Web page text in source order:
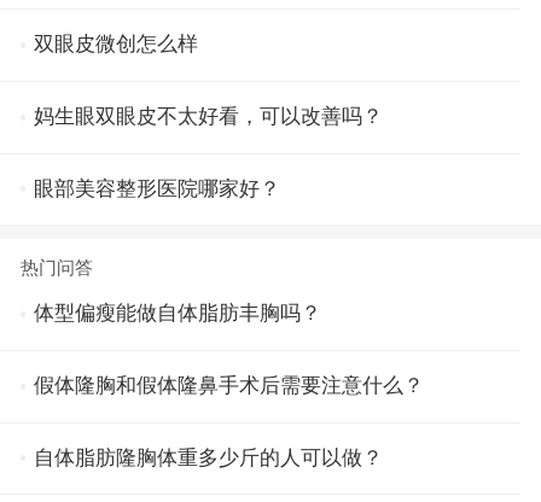
双眼皮微创怎么样
妈生眼双眼皮不太好看，可以改善吗？
眼部美容整形医院哪家好？
热门问答
体型偏瘦能做自体脂肪丰胸吗？
假体隆胸和假体隆鼻手术后需要注意什么？
自体脂肪隆胸体重多少斤的人可以做？